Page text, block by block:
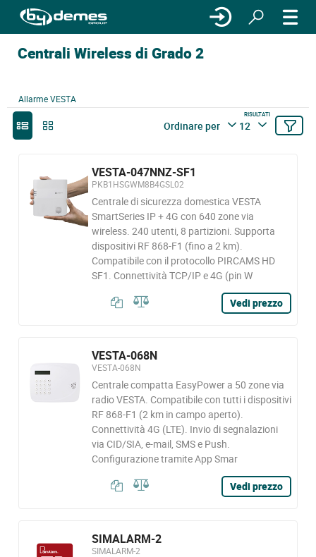
Centrali Wireless di Grado 2
Allarme VESTA
Ordinare per
RISULTATI
12
VESTA-047NNZ-SF1
PKB1HSGWM8B4GSL02
Centrale di sicurezza domestica VESTA
SmartSeries IP + 4G con 640 zone via
wireless. 240 utenti, 8 partizioni. Supporta
dispositivi RF 868-F1 (fino a 2 km).
Compatibile con il protocollo PIRCAMS HD
SF1. Connettività TCP/IP e 4G (pin W
Vedi prezzo
VESTA-068N
VESTA-068N
Centrale compatta EasyPower a 50 zone via
radio VESTA. Compatibile con tutti i dispositivi
RF 868-F1 (2 km in campo aperto).
Connettività 4G (LTE). Invio di segnalazioni
via CID/SIA, e-mail, SMS e Push.
Configurazione tramite App Smar
Vedi prezzo
SIMALARM-2
SIMALARM-2